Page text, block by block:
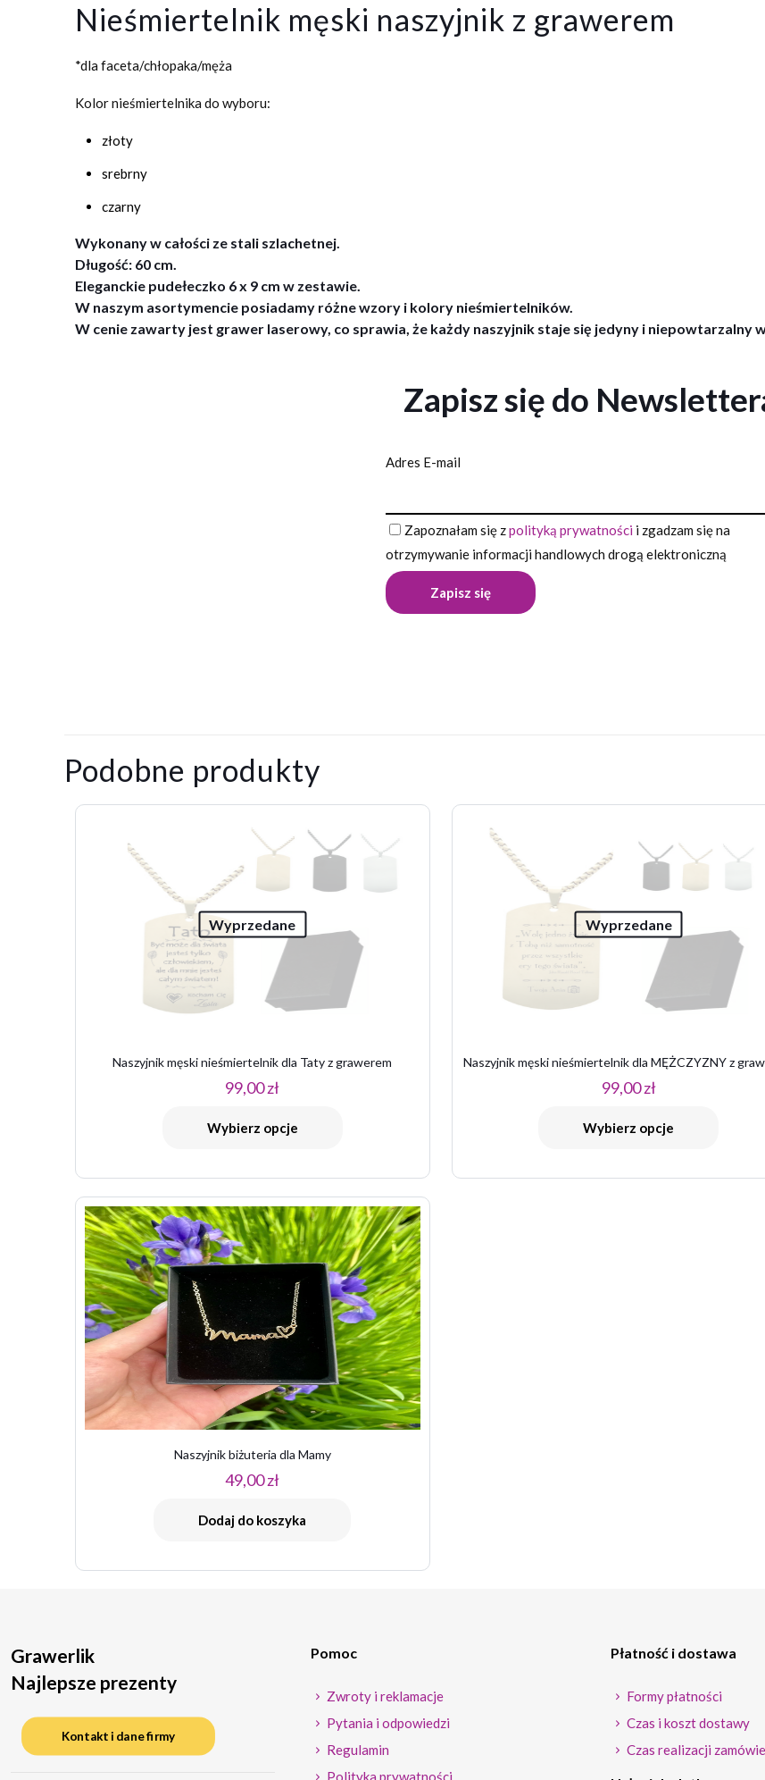
Nieśmiertelnik męski naszyjnik z grawerem
*dla faceta/chłopaka/męża
Kolor nieśmiertelnika do wyboru:
złoty
srebrny
czarny
Wykonany w całości ze stali szlachetnej.
Długość: 60 cm.
Eleganckie pudełeczko 6 x 9 cm w zestawie.
W naszym asortymencie posiadamy różne wzory i kolory nieśmiertelników.
W cenie zawarty jest grawer laserowy, co sprawia, że każdy naszyjnik staje się jedyny i niepowtarzalny
Zapisz się do
Adres E-mail
Zapoznałam się zpolityką prywatności i zgadzam się na
otrzymywanie informacji handlowych drogą elektroniczną
Napisz pierwszą opinię o „Naszyjnik męski nieśmiertelnik
grawerem”
Twój adres email nie zostanie opublikowany.
Twoja ocena
2 z 5 gwiazdek
Podobne produkty
Wyprzedane
Naszyjnik męski nieśmiertelnik dla Taty z grawerem
99,00zł
Wybierz opcje
Wyprzedane
Naszyjnik męski nieśmiertelnik dla MĘŻCZYZNY z
99,00zł
Wybierz opcje
Naszyjnik biżuteria dla Mamy
49,00zł
Dodaj do koszyka
Grawerlik
Najlepsze prezenty
Kontakt i dane firmy
Pomoc
Zwroty i reklamacje
Pytania i odpowiedzi
Regulamin
Polityka prywatności
Płatność i dostawa
Formy płatności
Czas i koszt dostawy
Czas realizacji